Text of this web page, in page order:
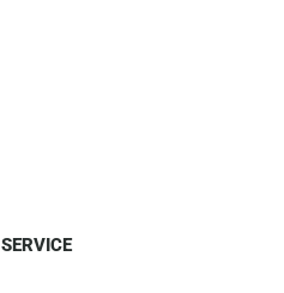
SERVICE